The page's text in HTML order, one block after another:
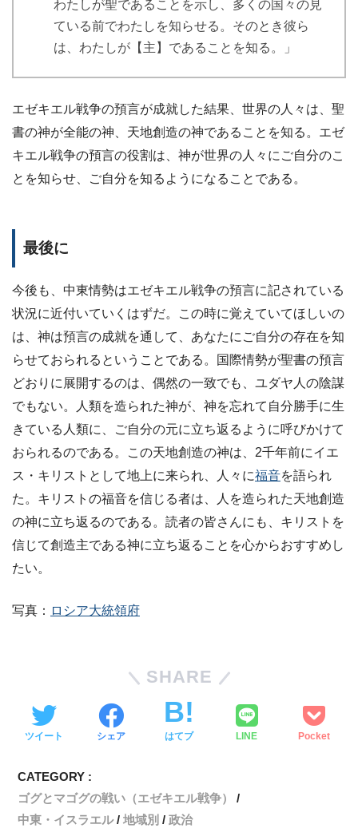
わたしが聖であることを示し、多くの国々の見
ている前でわたしを知らせる。そのとき彼ら
は、わたしが【主】であることを知る。」
エゼキエル戦争の預言が成就した結果、世界の人々は、聖
書の神が全能の神、天地創造の神であることを知る。エゼ
キエル戦争の預言の役割は、神が世界の人々にご自分のこ
とを知らせ、ご自分を知るようになることである。
最後に
今後も、中東情勢はエゼキエル戦争の預言に記されている
状況に近付いていくはずだ。この時に覚えていてほしいの
は、神は預言の成就を通して、あなたにご自分の存在を知
らせておられるということである。国際情勢が聖書の預言
どおりに展開するのは、偶然の一致でも、ユダヤ人の陰謀
でもない。人類を造られた神が、神を忘れて自分勝手に生
きている人類に、ご自分の元に立ち返るように呼びかけて
おられるのである。この天地創造の神は、2千年前にイエ
ス・キリストとして地上に来られ、人々に福音を語られ
た。キリストの福音を信じる者は、人を造られた天地創造
の神に立ち返るのである。読者の皆さんにも、キリストを
信じて創造主である神に立ち返ることを心からおすすめし
たい。
写真： ロシア大統領府
SHARE
ツイート シェア はてブ LINE Pocket
CATEGORY :
ゴグとマゴグの戦い（エゼキエル戦争）
中東・イスラエル
地域別
政治